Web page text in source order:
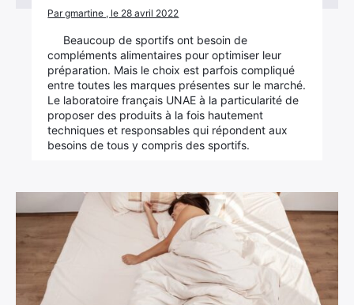
Par gmartine , le 28 avril 2022
Beaucoup de sportifs ont besoin de
compléments alimentaires pour optimiser leur
préparation. Mais le choix est parfois compliqué
entre toutes les marques présentes sur le marché.
Le laboratoire français UNAE à la particularité de
proposer des produits à la fois hautement
techniques et responsables qui répondent aux
besoins de tous y compris des sportifs.